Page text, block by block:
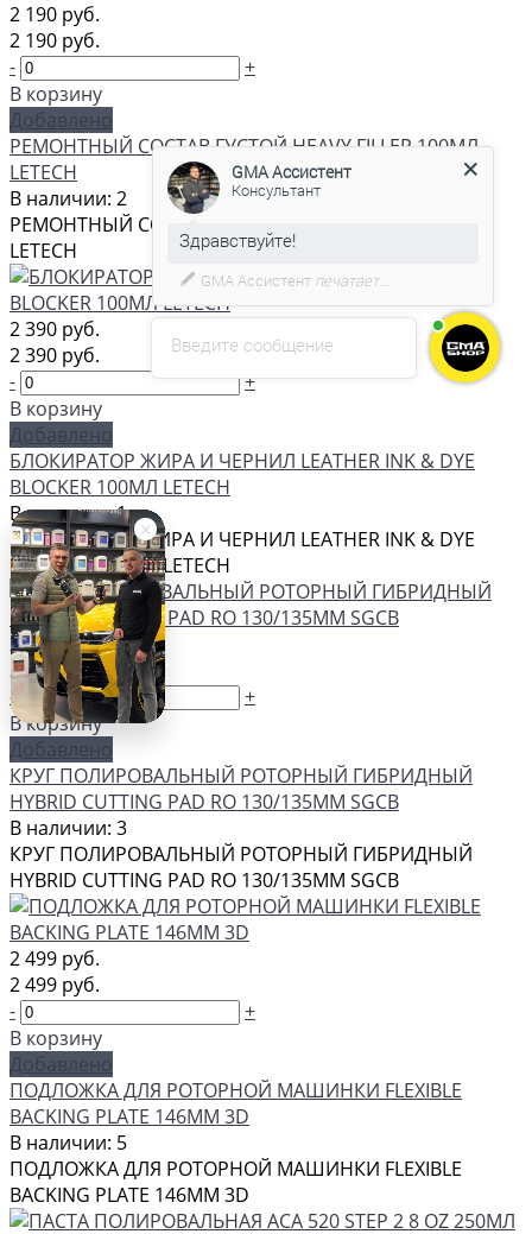
2 190 руб.
2 190 руб.
-
+
В корзину
Добавлено
РЕМОНТНЫЙ СОСТАВ ГУСТОЙ HEAVY FILLER 100МЛ
LETECH
В наличии: 2
РЕМОНТНЫЙ СОСТАВ ГУСТОЙ HEAVY FILLER 100МЛ
LETECH
2 390 руб.
2 390 руб.
-
+
В корзину
Добавлено
БЛОКИРАТОР ЖИРА И ЧЕРНИЛ LEATHER INK & DYE
BLOCKER 100МЛ LETECH
В наличии: 1
БЛОКИРАТОР ЖИРА И ЧЕРНИЛ LEATHER INK & DYE
BLOCKER 100МЛ LETECH
2 400 руб.
2 400 руб.
-
+
В корзину
Добавлено
КРУГ ПОЛИРОВАЛЬНЫЙ РОТОРНЫЙ ГИБРИДНЫЙ
HYBRID CUTTING PAD RO 130/135ММ SGCB
В наличии: 3
КРУГ ПОЛИРОВАЛЬНЫЙ РОТОРНЫЙ ГИБРИДНЫЙ
HYBRID CUTTING PAD RO 130/135ММ SGCB
2 499 руб.
2 499 руб.
-
+
В корзину
Добавлено
ПОДЛОЖКА ДЛЯ РОТОРНОЙ МАШИНКИ FLEXIBLE
BACKING PLATE 146ММ 3D
В наличии: 5
ПОДЛОЖКА ДЛЯ РОТОРНОЙ МАШИНКИ FLEXIBLE
BACKING PLATE 146ММ 3D
Введите сообщение
GMA Ассистент
Консультант
С удовольствием помогу вам в
выборе товара.